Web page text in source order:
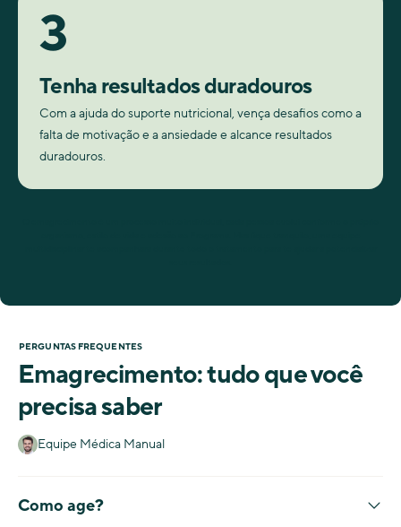
3
Tenha resultados duradouros
Com a ajuda do suporte nutricional, vença desafios como a
falta de motivação e a ansiedade e alcance resultados
duradouros.
PERGUNTAS FREQUENTES
Emagrecimento: tudo que você
precisa saber
Equipe Médica Manual
Como age?